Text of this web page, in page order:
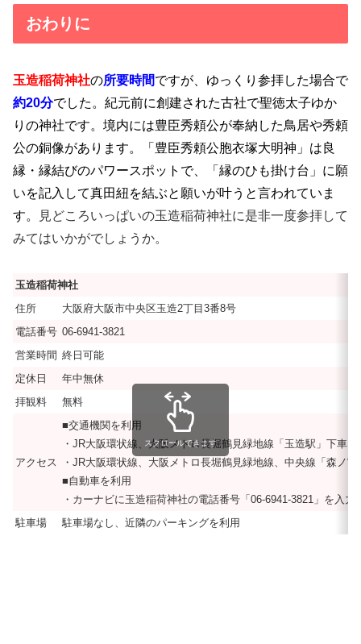
おわりに
玉造稲荷神社の所要時間ですが、ゆっくり参拝した場合で
約20分でした。紀元前に創建された古社で聖徳太子ゆか
りの神社です。境内には豊臣秀頼公が奉納した鳥居や秀頼
公の銅像があります。「豊臣秀頼公胞衣塚大明神」は良
縁・縁結びのパワースポットで、「縁のひも掛け台」に願
いを記入して真田紐を結ぶと願いが叶うと言われていま
す。
見どころいっぱいの玉造稲荷神社に是非一度参拝して
みてはいかがでしょうか。
玉造稲荷神社
住所
大阪府大阪市中央区玉造2丁目3番8号
電話番号 06-6941-3821
営業時間 終日可能
定休日
年中無休
拝観料
無料
アクセス
■交通機関を利用
・JR大阪環状線、大阪メトロ長堀鶴見緑地線「玉造駅」下車
・JR大阪環状線、大阪メトロ長堀鶴見緑地線、中央線「森ノ
■自動車を利用
・カーナビに玉造稲荷神社の電話番号「06-6941-3821」を入
駐車場
駐車場なし、近隣のパーキングを利用
スクロールできます